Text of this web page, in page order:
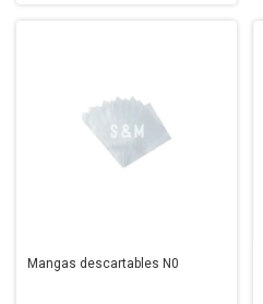
Mangas descartables N0